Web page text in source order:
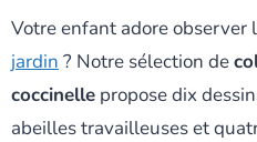
Votre enfant adore observer
jardin ? Notre sélection de
coccinelle propose dix
abeilles travailleuses et